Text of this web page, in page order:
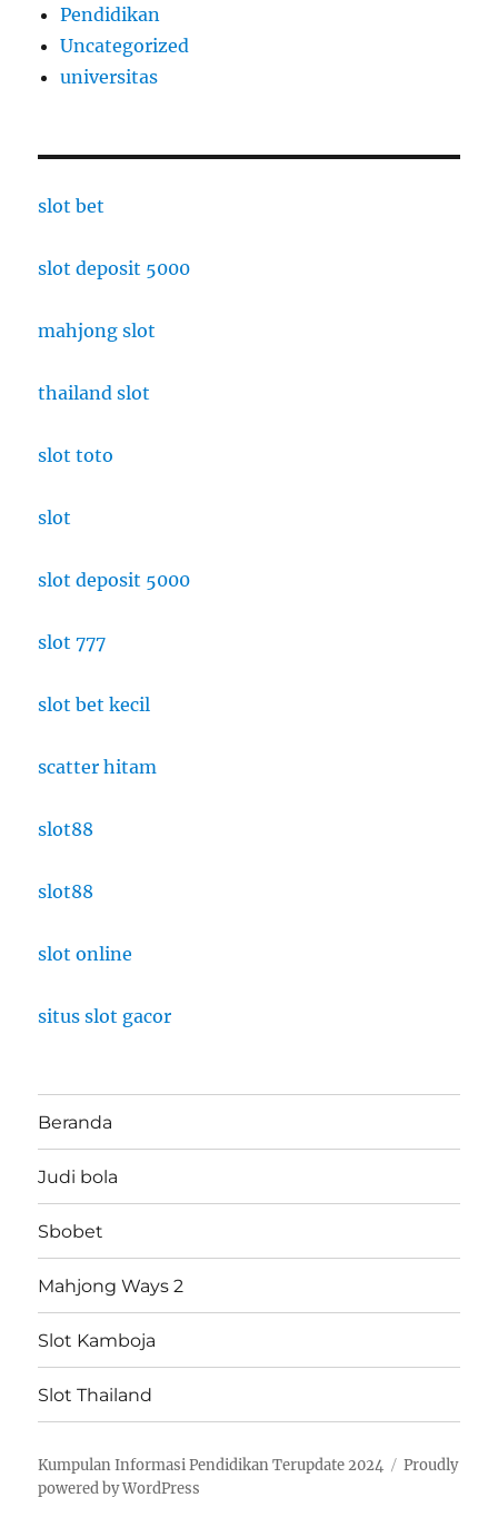
Pendidikan
Uncategorized
universitas
slot bet
slot deposit 5000
mahjong slot
thailand slot
slot toto
slot
slot deposit 5000
slot 777
slot bet kecil
scatter hitam
slot88
slot88
slot online
situs slot gacor
Beranda
Judi bola
Sbobet
Mahjong Ways 2
Slot Kamboja
Slot Thailand
Kumpulan Informasi Pendidikan Terupdate 2024
Proudly
powered by WordPress